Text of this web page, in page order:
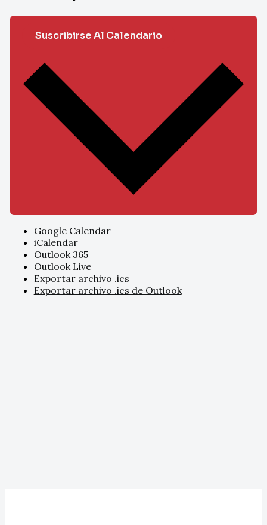
Suscribirse Al Calendario
Google Calendar
iCalendar
Outlook 365
Outlook Live
Exportar archivo .ics
Exportar archivo .ics de Outlook